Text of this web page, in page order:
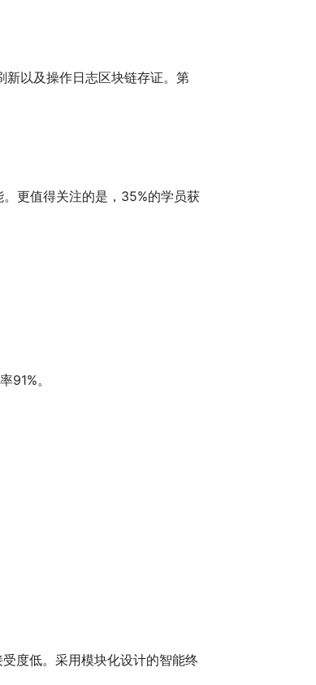
以及操作日志区块链存证。第
更值得关注的是，35%的学员获
91%。
度低。采用模块化设计的智能终